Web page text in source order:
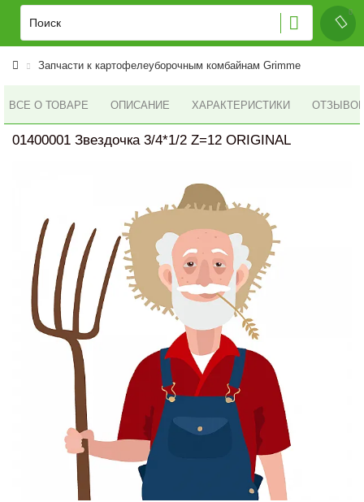
Запчасти к картофелеуборочным комбайнам Grimme
ВСЕ О ТОВАРЕ ОПИСАНИЕ ХАРАКТЕРИСТИКИ ОТЗЫВОВ
01400001 Звездочка 3/4*1/2 Z=12 ORIGINAL